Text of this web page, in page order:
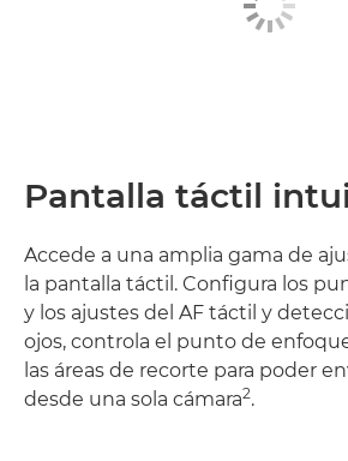
Pantalla táctil
Accede a una amplia gama de
la pantalla táctil. Configura los
y los ajustes del AF táctil y
ojos, controla el punto de
las áreas de recorte para poder
desde una sola cámara2.